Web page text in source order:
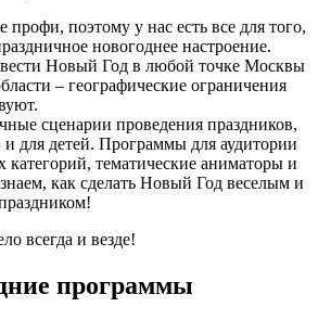
поэтому у нас есть все для того,
новогоднее настроение.
Новый Год в любой точке Москвы
– географические ограничения
сценарии проведения праздников,
и для детей. Программы для аудитории
категорий, тематические аниматоры и
как сделать Новый Год веселым и
всегда и везде!
программы